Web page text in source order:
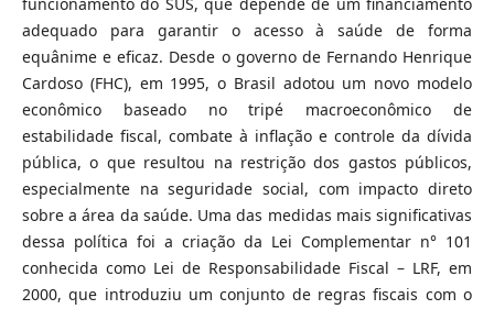
funcionamento do SUS, que depende de um financiamento
adequado para garantir o acesso à saúde de forma
equânime e eficaz. Desde o governo de Fernando Henrique
Cardoso (FHC), em 1995, o Brasil adotou um novo modelo
econômico baseado no tripé macroeconômico de
estabilidade fiscal, combate à inflação e controle da dívida
pública, o que resultou na restrição dos gastos públicos,
especialmente na seguridade social, com impacto direto
sobre a área da saúde. Uma das medidas mais significativas
dessa política foi a criação da Lei Complementar n° 101
conhecida como Lei de Responsabilidade Fiscal – LRF, em
2000, que introduziu um conjunto de regras fiscais com o